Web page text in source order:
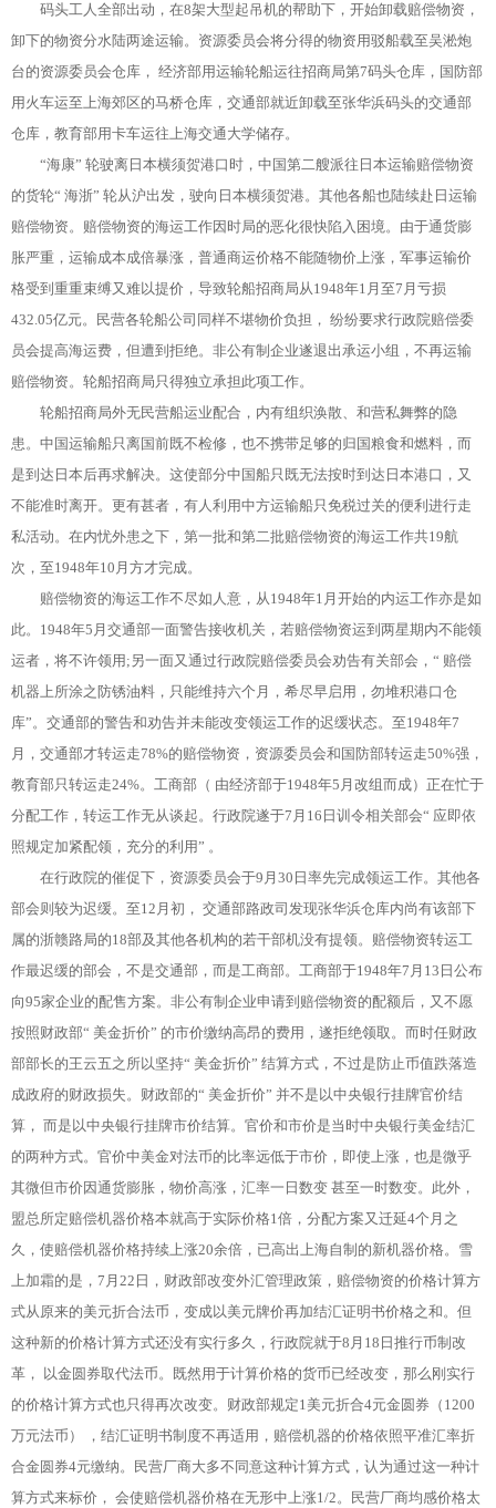
码头工人全部出动，在8架大型起吊机的帮助下，开始卸载赔偿物资，
卸下的物资分水陆两途运输。资源委员会将分得的物资用驳船载至吴淞炮
台的资源委员会仓库， 经济部用运输轮船运往招商局第7码头仓库，国防部
用火车运至上海郊区的马桥仓库，交通部就近卸载至张华浜码头的交通部
仓库，教育部用卡车运往上海交通大学储存。
“海康” 轮驶离日本横须贺港口时，中国第二艘派往日本运输赔偿物资
的货轮“ 海浙” 轮从沪出发，驶向日本横须贺港。其他各船也陆续赴日运输
赔偿物资。赔偿物资的海运工作因时局的恶化很快陷入困境。由于通货膨
胀严重，运输成本成倍暴涨，普通商运价格不能随物价上涨，军事运输价
格受到重重束缚又难以提价，导致轮船招商局从1948年1月至7月亏损
432.05亿元。民营各轮船公司同样不堪物价负担， 纷纷要求行政院赔偿委
员会提高海运费，但遭到拒绝。非公有制企业遂退出承运小组，不再运输
赔偿物资。轮船招商局只得独立承担此项工作。
轮船招商局外无民营船运业配合，内有组织涣散、和营私舞弊的隐
患。中国运输船只离国前既不检修，也不携带足够的归国粮食和燃料，而
是到达日本后再求解决。这使部分中国船只既无法按时到达日本港口，又
不能准时离开。更有甚者，有人利用中方运输船只免税过关的便利进行走
私活动。在内忧外患之下，第一批和第二批赔偿物资的海运工作共19航
次，至1948年10月方才完成。
赔偿物资的海运工作不尽如人意，从1948年1月开始的内运工作亦是如
此。1948年5月交通部一面警告接收机关，若赔偿物资运到两星期内不能领
运者，将不许领用;另一面又通过行政院赔偿委员会劝告有关部会，“ 赔偿
机器上所涂之防锈油料，只能维持六个月，希尽早启用，勿堆积港口仓
库”。交通部的警告和劝告并未能改变领运工作的迟缓状态。至1948年7
月，交通部才转运走78%的赔偿物资，资源委员会和国防部转运走50%强，
教育部只转运走24%。工商部（ 由经济部于1948年5月改组而成）正在忙于
分配工作，转运工作无从谈起。行政院遂于7月16日训令相关部会“ 应即依
照规定加紧配领，充分的利用” 。
在行政院的催促下，资源委员会于9月30日率先完成领运工作。其他各
部会则较为迟缓。至12月初， 交通部路政司发现张华浜仓库内尚有该部下
属的浙赣路局的18部及其他各机构的若干部机没有提领。赔偿物资转运工
作最迟缓的部会，不是交通部，而是工商部。工商部于1948年7月13日公布
向95家企业的配售方案。非公有制企业申请到赔偿物资的配额后，又不愿
按照财政部“ 美金折价” 的市价缴纳高昂的费用，遂拒绝领取。而时任财政
部部长的王云五之所以坚持“ 美金折价” 结算方式，不过是防止币值跌落造
成政府的财政损失。财政部的“ 美金折价” 并不是以中央银行挂牌官价结
算， 而是以中央银行挂牌市价结算。官价和市价是当时中央银行美金结汇
的两种方式。官价中美金对法币的比率远低于市价，即使上涨，也是微乎
其微但市价因通货膨胀，物价高涨，汇率一日数变 甚至一时数变。此外，
盟总所定赔偿机器价格本就高于实际价格1倍，分配方案又迁延4个月之
久，使赔偿机器价格持续上涨20余倍，已高出上海自制的新机器价格。雪
上加霜的是，7月22日，财政部改变外汇管理政策，赔偿物资的价格计算方
式从原来的美元折合法币，变成以美元牌价再加结汇证明书价格之和。但
这种新的价格计算方式还没有实行多久，行政院就于8月18日推行币制改
革， 以金圆券取代法币。既然用于计算价格的货币已经改变，那么刚实行
的价格计算方式也只得再次改变。财政部规定1美元折合4元金圆券（1200
万元法币） ，结汇证明书制度不再适用，赔偿机器的价格依照平准汇率折
合金圆券4元缴纳。民营厂商大多不同意这种计算方式，认为通过这一种计
算方式来标价， 会使赔偿机器价格在无形中上涨1/2。民营厂商均感价格太